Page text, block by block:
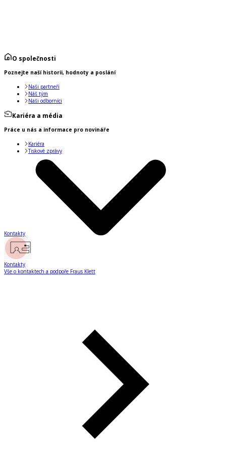
O společnosti
Poznejte naší historii, hodnoty a poslání
Naši partneři
Náš tým
Naši odborníci
Kariéra a média
Práce u nás a informace pro novináře
Kariéra
Tiskové zprávy
Kontakty
Kontakty
Vše o kontaktech a podpoře Fraus Klett